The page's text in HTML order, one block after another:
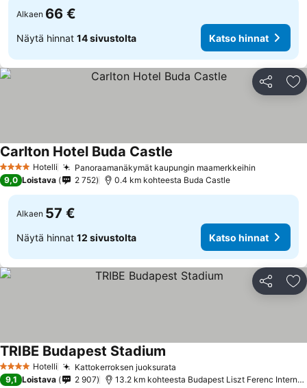
Alkaen 66 €
Näytä hinnat 14 sivustolta Katso hinnat
Jaa
4 Tähtiluokitus
Hotelli Panoraamanäkymät kaupungin maamerkkeihin
Carlton Hotel Buda Castle
9,0 Loistava 2 752 0.4 km kohteesta Buda Castle
Alkaen 57 €
Näytä hinnat 12 sivustolta Katso hinnat
Jaa
4 Tähtiluokitus
Hotelli Kattokerroksen juoksurata
TRIBE Budapest Stadium
9,1 Loistava 2 907 13.2 km kohteesta Budapest Liszt Ferenc International Airport